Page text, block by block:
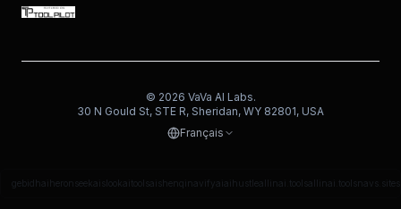
© 2026 VaVa AI Labs.
30 N Gould St, STE R, Sheridan, WY 82801, USA
Français
gebidh aiheron seekais lookaitools aishenqinavifyaiaihustleallinai.tools allinai.tools navs.site